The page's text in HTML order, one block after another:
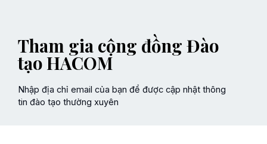
Tham gia cộng đồng Đào
tạo HACOM
Nhập địa chỉ email của bạn để được cập nhật thông
tin đào tạo thường xuyên